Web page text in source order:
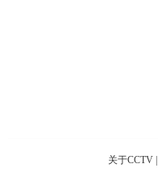
关于CCTV